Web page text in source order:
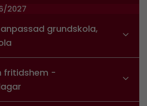
2027
grundskola,
fritidshem -